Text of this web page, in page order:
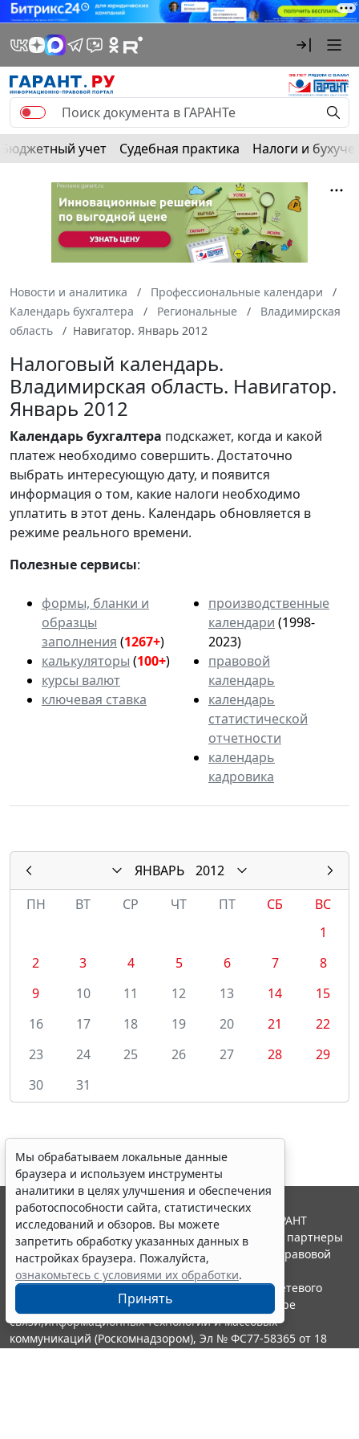
Бюджетный учет Судебная практика Налоги и
Новости и аналитика
Профессиональные календари
Календарь бухгалтера
Региональные
Владимирская
область
Навигатор. Январь 2012
Налоговый календарь.
Владимирская область. Навигатор.
Январь 2012
Календарьбухгалтера подскажет, когда и какой
платеж необходимо совершить. Достаточно
выбрать интересующую дату, и появится
информация о том, какие налоги необходимо
уплатить в этот день. Календарь обновляется в
режиме реального времени.
Полезные сервисы:
формы, бланки и
образцы
заполнения (1267+)
калькуляторы (100+)
курсы валют
ключевая ставка
производственные
календари (1998-
2023)
правовой
календарь
календарь
статистической
отчетности
календарь
кадровика
ЯНВАРЬ
2012
ПН
ВТ СР ЧТ ПТ СБ
ВС
1
2
3 4 5 6 7
8
9
10 11 12 13 14
15
16
17 18 19 20 21
22
23
24 25 26 27 28
29
30
31
Мы обрабатываем локальные данные
браузера и используем инструменты
аналитики в целях улучшения и обеспечения
работоспособности сайта, статистических
исследований и обзоров. Вы можете
запретить обработку указанных данных в
настройках браузера. Пожалуйста,
ознакомьтесь с условиями их обработки.
Принять
© ООО "НПП "ГАРАНТ-СЕРВИС", 2026. Система ГАРАНТ
выпускается с 1990 года. Компания "Гарант" и ее партнеры
являются участниками Российской ассоциации правовой
информации ГАРАНТ.
Портал ГАРАНТ.РУ зарегистрирован в качестве сетевого
издания Федеральной службой по надзору в сфере
связи,информационных технологий и массовых
коммуникаций (Роскомнадзором), Эл № ФС77-58365 от 18